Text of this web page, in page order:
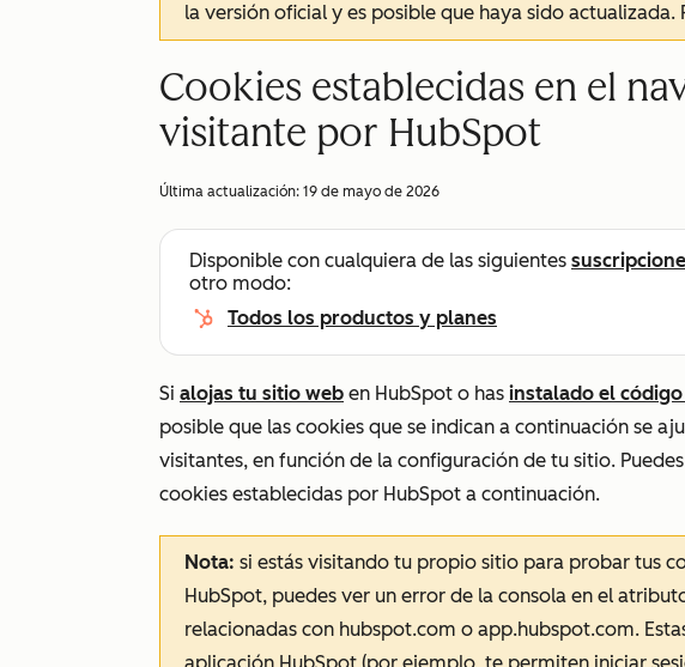
la versión oficial y es posible que haya sido actualizada.
Cookies establecidas en el
visitante por HubSpot
Última actualización: 19 de mayo de 2026
Disponible con cualquiera de las siguientes
otro modo:
Todos los productos y planes
Si alojas tu sitio web en HubSpot o has instalado el
posible que las cookies que se indican a continuación se
visitantes, en función de la configuración de tu sitio.
cookies establecidas por HubSpot a continuación.
Nota: si estás visitando tu propio sitio para probar tus
HubSpot, puedes ver un error de la consola en el
relacionadas con hubspot.com o app.hubspot.com.